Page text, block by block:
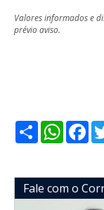
Valores informados e
prévio aviso.
Share
Fale com o